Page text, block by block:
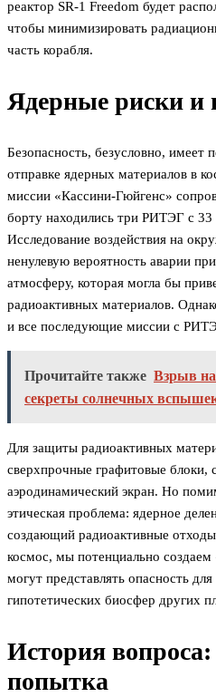
реактор SR-1 Freedom будет
чтобы минимизировать
часть корабля.
Ядерные риски и
Безопасность, безусловно, имеет
отправке ядерных материалов в
миссии «Кассини-Гюйгенс»
борту находились три РИТЭГ с 33
Исследование воздействия на
ненулевую вероятность аварии
атмосферу, которая могла бы
радиоактивных материалов.
и все последующие миссии с
Прочитайте также Взрыв
секреты солнечных
Для защиты радиоактивных
сверхпрочные графитовые блоки,
аэродинамический экран. Но
этическая проблема: ядерное
создающий радиоактивные
космос, мы потенциально
могут представлять опасность
гипотетических биосфер других
История
попытка